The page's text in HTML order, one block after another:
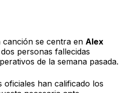
canción se centra en Alex
personas fallecidas
de la semana pasada.
han calificado los